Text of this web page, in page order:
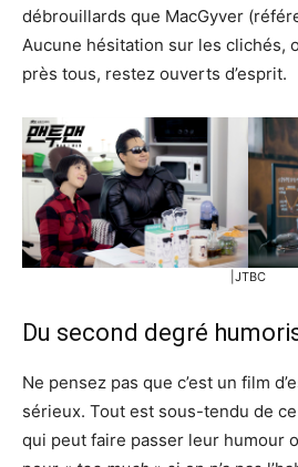
débrouillards que MacGyver
Aucune hésitation sur les clichés,
près tous, restez ouverts d’esprit.
|JTBC
Du second degré
Ne pensez pas que c’est un film
sérieux. Tout est sous-tendu de
qui peut faire passer leur humour